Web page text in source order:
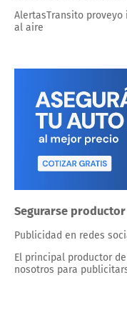
AlertasTransito
al aire
Segurarse
Publicidad en redes
El principal productor
nosotros para